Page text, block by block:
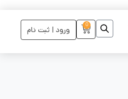
ورود | ثبت نام 0